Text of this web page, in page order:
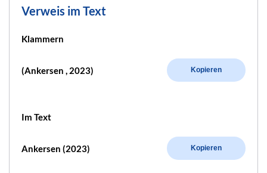
Verweis im Text
Klammern
(Ankersen , 2023) Kopieren
Im Text
Ankersen (2023) Kopieren